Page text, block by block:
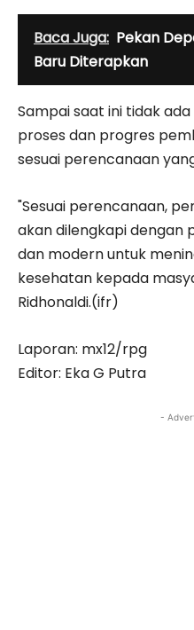
Baca Juga: Pekan
Baru Diterapkan
Sampai saat ini tidak
proses dan progres
sesuai perencanaan
"Sesuai perencanaan,
akan dilengkapi dengan
dan modern untuk
kesehatan kepada
Ridhonaldi.(ifr)
Laporan: mx12/rpg
Editor: Eka G Putra
-